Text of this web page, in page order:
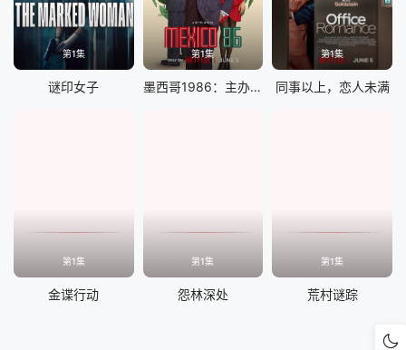
第1集
谜印女子
第1集
墨西哥1986：主办大作战
第1集
同事以上，恋人未满
第1集
金谍行动
第1集
怨林深处
第1集
荒村谜踪